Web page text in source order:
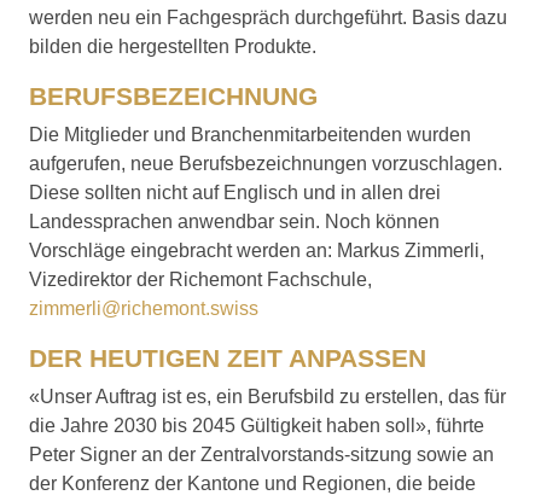
werden neu ein Fachgespräch durchgeführt. Basis dazu
bilden die hergestellten Produkte.
BERUFSBEZEICHNUNG
Die Mitglieder und Branchenmitarbeitenden wurden
aufgerufen, neue Berufsbezeichnungen vorzuschlagen.
Diese sollten nicht auf Englisch und in allen drei
Landessprachen anwendbar sein. Noch können
Vorschläge eingebracht werden an: Markus Zimmerli,
Vizedirektor der Richemont Fachschule,
zimmerli@richemont.swiss
DER HEUTIGEN ZEIT ANPASSEN
«Unser Auftrag ist es, ein Berufsbild zu erstellen, das für
die Jahre 2030 bis 2045 Gültigkeit haben soll», führte
Peter Signer an der Zentralvorstands-sitzung sowie an
der Konferenz der Kantone und Regionen, die beide